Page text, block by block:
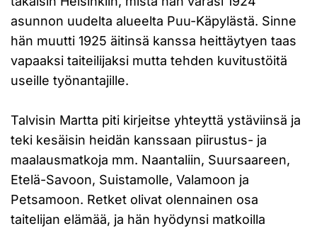
asunnon uudelta alueelta Puu-Käpylästä. Sinne
hän muutti 1925 äitinsä kanssa heittäytyen taas
vapaaksi taiteilijaksi mutta tehden kuvitustöitä
useille työnantajille.
Talvisin Martta piti kirjeitse yhteyttä ystäviinsä ja
teki kesäisin heidän kanssaan piirustus- ja
maalausmatkoja mm. Naantaliin, Suursaareen,
Etelä-Savoon, Suistamolle, Valamoon ja
Petsamoon. Retket olivat olennainen osa
taitelijan elämää, ja hän hyödynsi matkoilla